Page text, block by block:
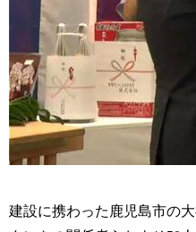
建設に携わった鹿児島市の